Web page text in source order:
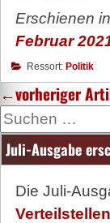
Chefsessel
Erschienen
Februar
Ressort: Politik
←vorheriger
Suche
Juli-Ausgabe
Die Juli-
Verteilstellen